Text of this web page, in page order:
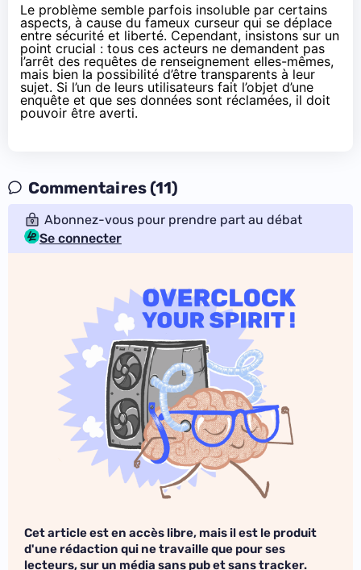
Le problème semble parfois insoluble par certains
aspects, à cause du fameux curseur qui se déplace
entre sécurité et liberté. Cependant, insistons sur un
point crucial : tous ces acteurs ne demandent pas
l’arrêt des requêtes de renseignement elles-mêmes,
mais bien la possibilité d’être transparents à leur
sujet. Si l’un de leurs utilisateurs fait l’objet d’une
enquête et que ses données sont réclamées, il doit
pouvoir être averti.
Commentaires (11)
Abonnez-vous pour prendre part au débat
Se connecter
Cet article est en accès libre, mais il est le produit
d'une rédaction qui ne travaille que pour ses
lecteurs, sur un média sans pub et sans tracker.